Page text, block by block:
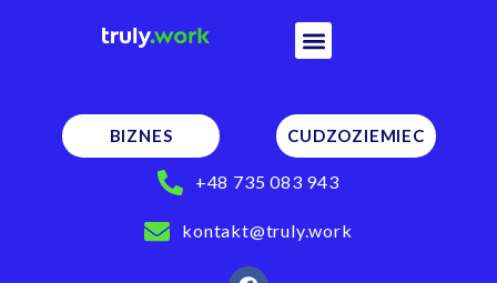
BIZNES CUDZOZIEMIEC
+48 735 083 943
kontakt@truly.work